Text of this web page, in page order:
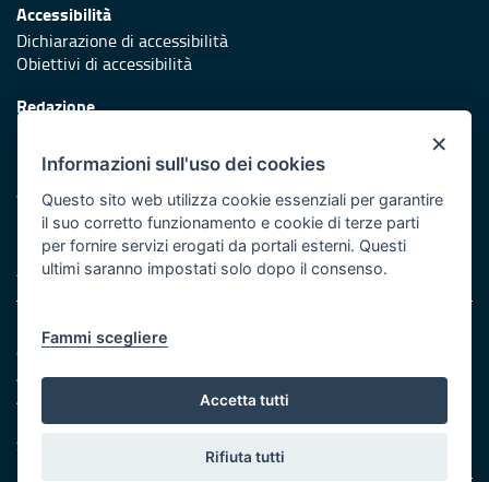
Accessibilità
Dichiarazione di accessibilità
Obiettivi di accessibilità
Redazione
Protezione civile
Vai al sito di Protezione Civile Puglia
Iniziativa finanziata con risorse del POR Puglia 2014/2020 -
Asse XI
Note legali
Cookie e privacy
Amministrazione trasparente
Atti di notifica
Feed RSS
Servizi Intranet
×
Informazioni sull'uso dei cookies
Questo sito web utilizza cookie essenziali per garantire
il suo corretto funzionamento e cookie di terze parti
per fornire servizi erogati da portali esterni. Questi
ultimi saranno impostati solo dopo il consenso.
Fammi scegliere
Accetta tutti
Rifiuta tutti